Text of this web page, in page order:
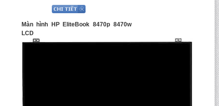
Màn hình HP EliteBook 8470p 8470w
LCD